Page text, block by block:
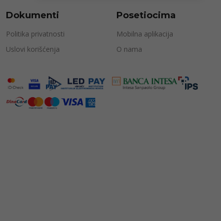
Dokumenti
Politika privatnosti
Uslovi korišćenja
Posetiocima
Mobilna aplikacija
O nama